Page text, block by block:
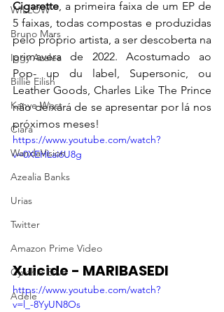
WILLOW
Bruno Mars
Iggy Azalea
Billie Eilish
Kanye West
Ciara
WandaVision
Azealia Banks
Urias
Twitter
Amazon Prime Video
Cynthia Erivo
Adele
Cigarette, a primeira faixa de um EP de
5 faixas, todas compostas e produzidas
pelo próprio artista, a ser descoberta na
primavera de 2022. Acostumado ao
Pop- up du label, Supersonic, ou
Leather Goods, Charles Like The Prince
não deixará de se apresentar por lá nos
próximos meses!
https://www.youtube.com/watch?
v=0XEHLai6U8g
Xuicide - MARIBASEDI
https://www.youtube.com/watch?
v=l_-8YyUN8Os